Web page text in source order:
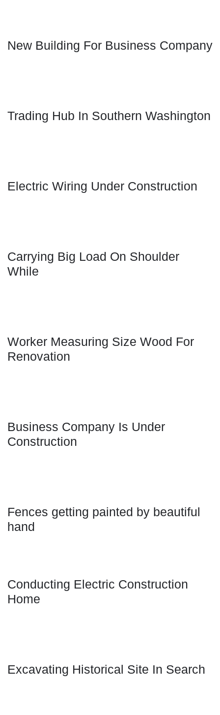
New Building For Business Company
Trading Hub In Southern Washington
Electric Wiring Under Construction
Carrying Big Load On Shoulder
While
Worker Measuring Size Wood For
Renovation
Business Company Is Under
Construction
Fences getting painted by beautiful
hand
Conducting Electric Construction
Home
Excavating Historical Site In Search